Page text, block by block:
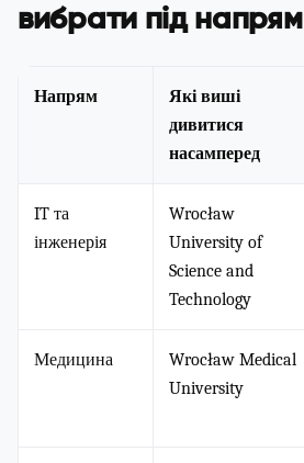
вибрати під напрям
Напрям
Які виші
дивитися
насамперед
IT та
інженерія
Wrocław
University of
Science and
Technology
Медицина
Wrocław Medical
University